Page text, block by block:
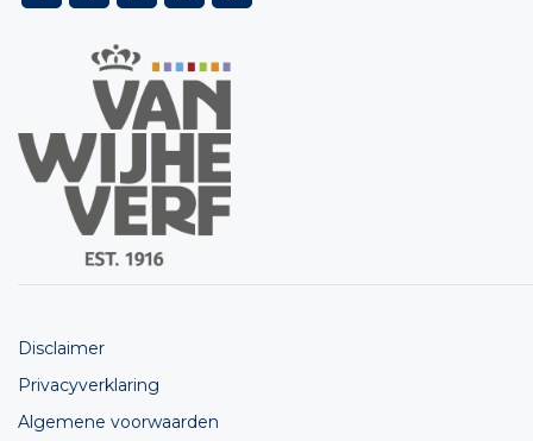
Disclaimer
Privacyverklaring
Algemene voorwaarden